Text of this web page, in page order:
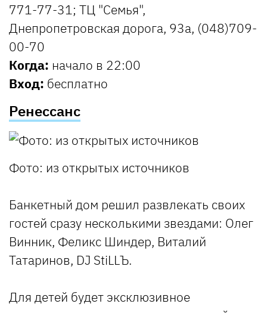
771-77-31; ТЦ "Cемья",
Днепропетровская дорога, 93а, (048)709-
00-70
Когда: начало в 22:00
Вход: бесплатно
Ренессанс
Фото: из открытых источников
Банкетный дом решил развлекать своих
гостей сразу несколькими звездами: Олег
Винник, Феликс Шиндер, Виталий
Татаринов, DJ StiLLЪ.
Для детей будет эксклюзивное